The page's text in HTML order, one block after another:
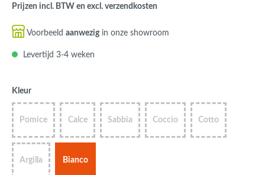
Prijzen incl. BTW en excl. verzendkosten
Voorbeeld aanwezigin onze showroom
Levertijd 3-4 weken
Kleur
Pomice Calce Sabbia Coccio Cotto
Argilla Bianco